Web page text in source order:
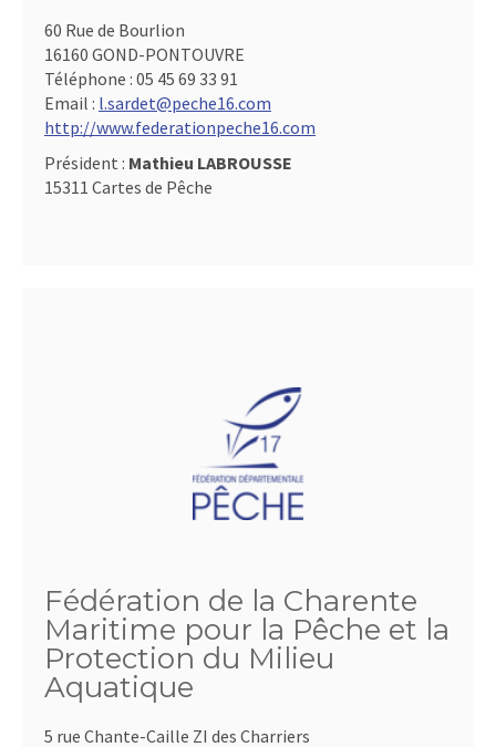
60 Rue de Bourlion
16160 GOND-PONTOUVRE
Téléphone : 05 45 69 33 91
Email : l.sardet@peche16.com
http://www.federationpeche16.com
Président : Mathieu LABROUSSE
15311 Cartes de Pêche
Fédération de la Charente
Maritime pour la Pêche et la
Protection du Milieu
Aquatique
5 rue Chante-Caille ZI des Charriers